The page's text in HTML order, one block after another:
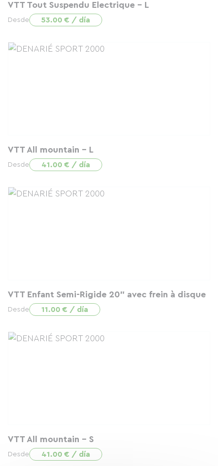
VTT Tout Suspendu Electrique - L
Desde 53.00 € / día
VTT All mountain - L
Desde 41.00 € / día
VTT Enfant Semi-Rigide 20" avec frein à disque
Desde 11.00 € / día
VTT All mountain - S
Desde 41.00 € / día